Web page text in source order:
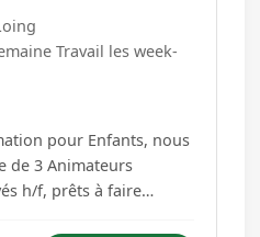
Travail les week-
pour Enfants, nous
de 3 Animateurs
h/f, prêts à faire